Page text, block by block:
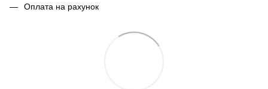
Оплата на рахунок